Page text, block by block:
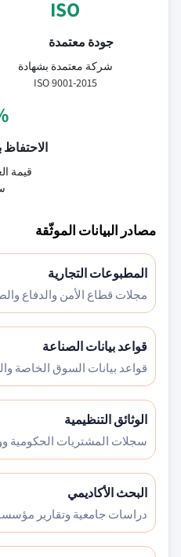
ISO
جودة معتمدة
شركة معتمدة بشهادة
ISO 9001-2015
الاحتفاظ
مصادر البيانات الموثّقة
المطبوعات التجارية
مجلات قطاع الأمن والدفاع
قواعد بيانات الصناعة
قواعد بيانات السوق الخاصة
الوثائق التنظيمية
سجلات المشتريات الحكومية
البحث الأكاديمي
دراسات جامعية وتقارير